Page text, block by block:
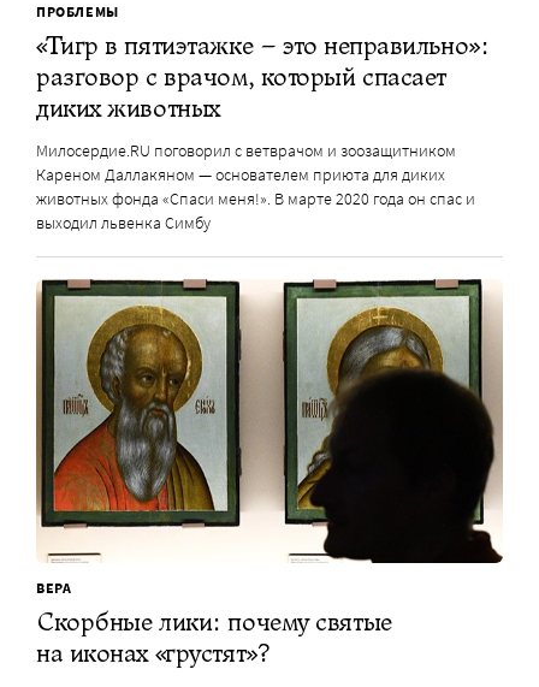
ПРОБЛЕМЫ
«Тигр в пятиэтажке – это неправильно»:
разговор с врачом, который спасает
диких животных
Милосердие.RU поговорил с ветврачом и зоозащитником
Кареном Даллакяном — основателем приюта для диких
животных фонда «Спаси меня!». В марте 2020 года он спас и
выходил львенка Симбу
ВЕРА
Скорбные лики: почему святые
на иконах «грустят»?